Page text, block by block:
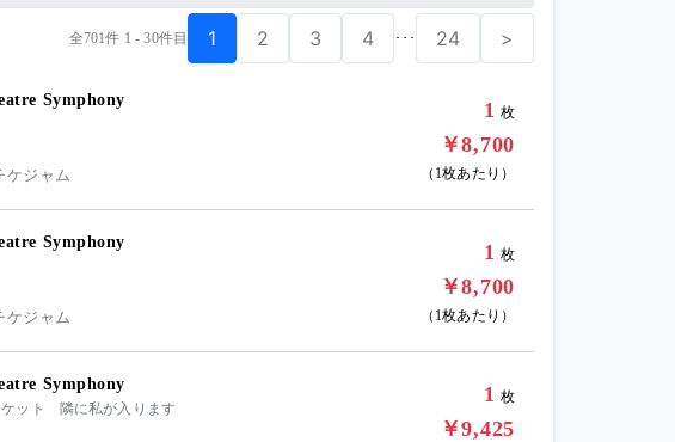
全701件 1 - 30件目 1 2 3 4 ･･･ 24 >
Symphony
ケジャム
1 枚
￥8,700
（1枚あたり）
Symphony
ケジャム
1 枚
￥8,700
（1枚あたり）
Symphony
ット 隣に私が入ります
1 枚
￥9,425